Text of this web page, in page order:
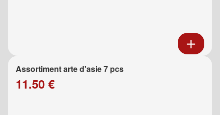
Assortiment arte d'asie 7 pcs
11.50 €